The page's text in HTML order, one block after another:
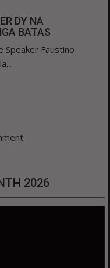
DY NA
BATAS
Speaker Faustino
2026